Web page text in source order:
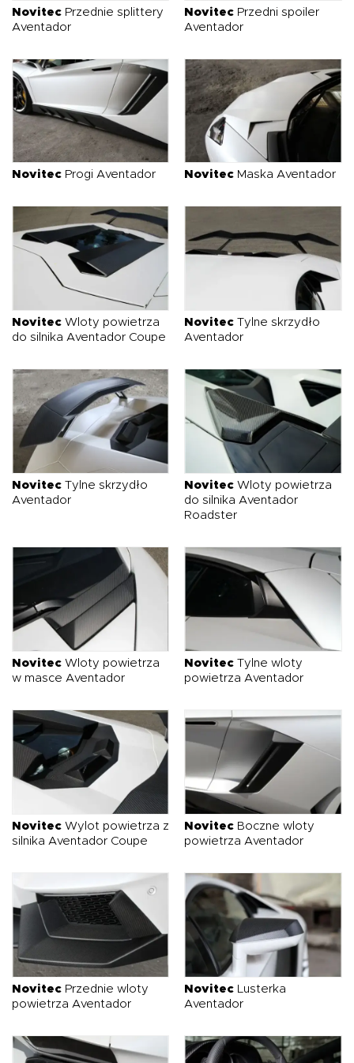
Novitec Przednie splittery
Aventador
Novitec Przedni spoiler
Aventador
Novitec Progi Aventador Novitec Maska Aventador
Novitec Wloty powietrza
do silnika Aventador Coupe
Novitec Tylne skrzydło
Aventador
Novitec Tylne skrzydło
Aventador
Novitec Wloty powietrza
do silnika Aventador
Roadster
Novitec Wloty powietrza
w masce Aventador
Novitec Tylne wloty
powietrza Aventador
Novitec Wylot powietrza z
silnika Aventador Coupe
Novitec Boczne wloty
powietrza Aventador
Novitec Przednie wloty
powietrza Aventador
Novitec Lusterka
Aventador